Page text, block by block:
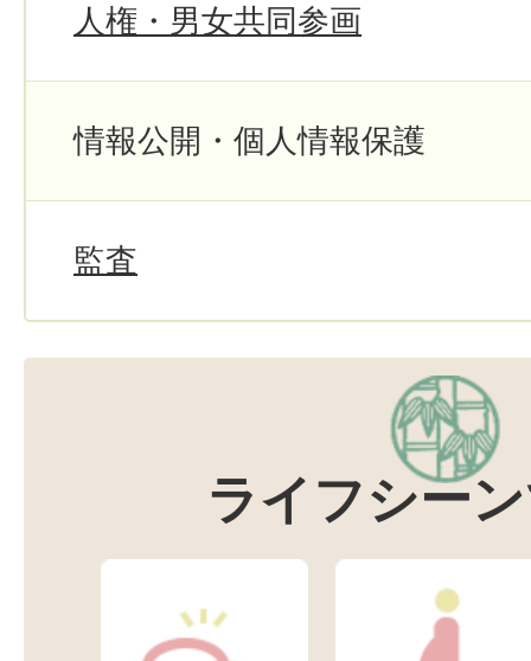
人権・男女共同参画
情報公開・個人情報保護
監査
ライフシー